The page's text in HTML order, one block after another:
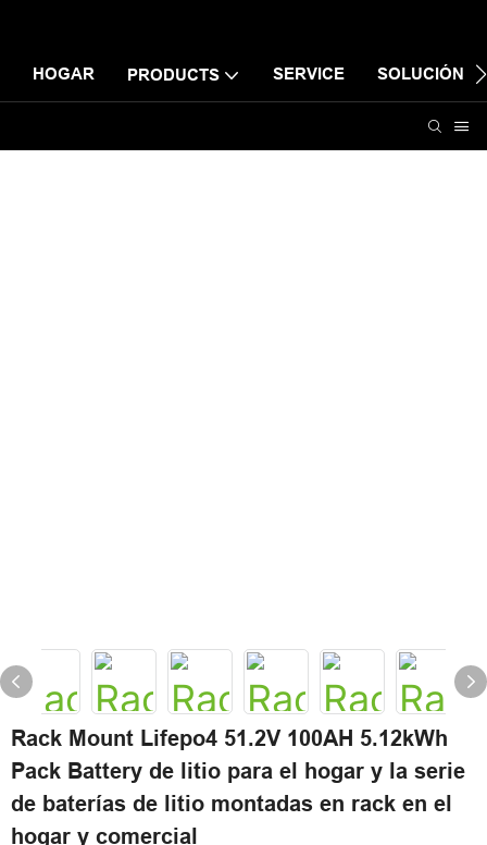
HOGAR PRODUCTS SERVICE SOLUCIÓN
Rack Mount Lifepo4 51.2V 100AH ​​5.12kWh
Pack Battery de litio para el hogar y la serie
de baterías de litio montadas en rack en el
hogar y comercial